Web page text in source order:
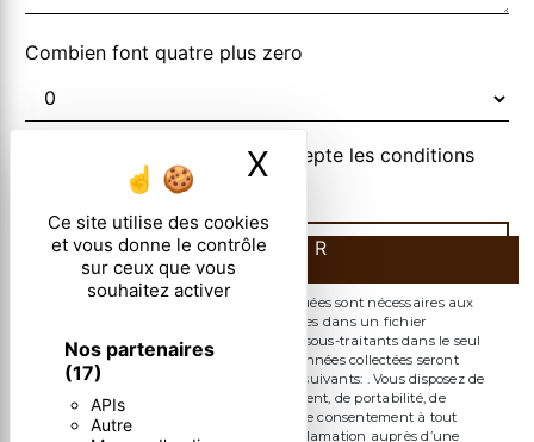
Ce site utilise des cookies
et vous donne le contrôle
sur ceux que vous
souhaitez activer
Nos partenaires
(17)
APIs
Autre
X Masquer le
Combien font quatre plus zero
En cochant cette case, j'accepte les conditions
particulières ci-dessous **
ENVOYER
** Les données personnelles communiquées sont nécessaires aux
fins de vous contacter et sont enregistrées dans un fichier
informatisé. Elles sont destinées à et ses sous-traitants dans le seul
but de répondre à votre message. Les données collectées seront
communiquées aux seuls destinataires suivants: . Vous disposez de
droits d’accès, de rectification, d’effacement, de portabilité, de
limitation, d’opposition, de retrait de votre consentement à tout
moment et du droit d’introduire une réclamation auprès d’une